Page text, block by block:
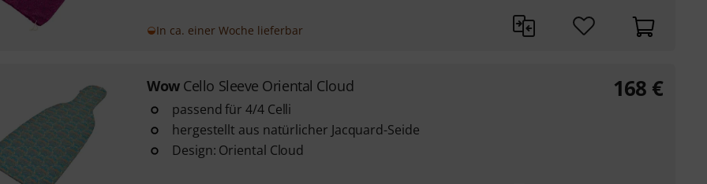
In ca. einer Woche lieferbar
Wow Cello Sleeve Oriental Cloud
passend für 4/4 Celli
hergestellt aus natürlicher Jacquard-Seide
Design: Oriental Cloud
168 €